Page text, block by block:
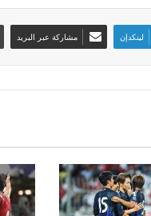
لينكدإن مشاركة عبر البريد